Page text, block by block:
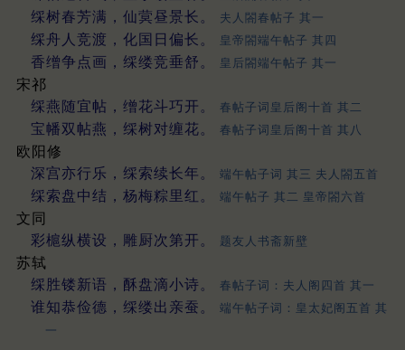
䌽树春芳满，仙蓂昼景长。 夫人閤春帖子 其一
䌽舟人竞渡，化国日偏长。 皇帝閤端午帖子 其四
香缯争点画，䌽缕竞垂舒。 皇后閤端午帖子 其一
宋祁
䌽燕随宜帖，缯花斗巧开。
春帖子词皇后阁十首 其二
宝幡双帖燕，䌽树对缠花。 春帖子词皇后阁十首 其八
欧阳修
深宫亦行乐，䌽索续长年。
端午帖子词 其三 夫人閤五首
䌽索盘中结，杨梅粽里红。 端午帖子 其二 皇帝閤六首
文同
彩槴纵横设，雕厨次第开。
题友人书斋新壁
苏轼
䌽胜镂新语，酥盘滴小诗。
春帖子词：夫人阁四首 其一
谁知恭俭德，䌽缕出亲蚕。
端午帖子词：皇太妃阁五首 其
一